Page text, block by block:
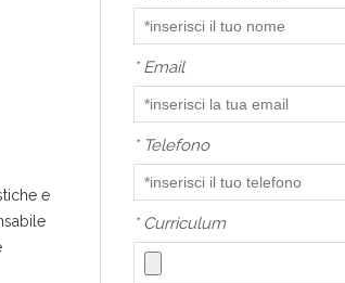
e
*Email
*Telefono
*Curriculum